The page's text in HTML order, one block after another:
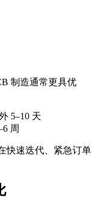
制造通常更具优
5–10 天
周
快速迭代、紧急订单